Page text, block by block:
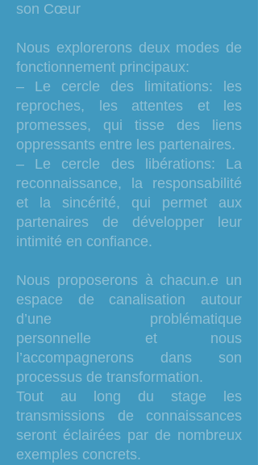
son Cœur
Nous explorerons deux modes de
fonctionnement principaux:
– Le cercle des limitations: les
reproches, les attentes et les
promesses, qui tisse des liens
oppressants entre les partenaires.
– Le cercle des libérations: La
reconnaissance, la responsabilité
et la sincérité, qui permet aux
partenaires de développer leur
intimité en confiance.
Nous proposerons à chacun.e un
espace de canalisation autour
d’une problématique
personnelle et nous
l’accompagnerons dans son
processus de transformation.
Tout au long du stage les
transmissions de connaissances
seront éclairées par de nombreux
exemples concrets.